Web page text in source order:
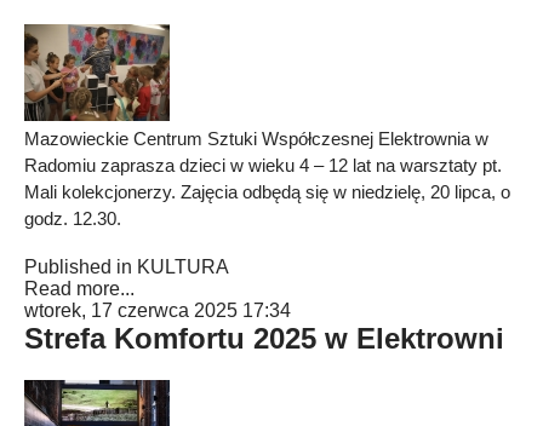
Mazowieckie Centrum Sztuki Współczesnej Elektrownia w
Radomiu zaprasza dzieci w wieku 4 – 12 lat na warsztaty pt.
Mali kolekcjonerzy. Zajęcia odbędą się w niedzielę, 20 lipca, o
godz. 12.30.
Published in KULTURA
Read more...
wtorek, 17 czerwca 2025 17:34
Strefa Komfortu 2025 w Elektrowni